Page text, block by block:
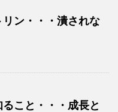
ン・・・潰されな
こと・・・成長と